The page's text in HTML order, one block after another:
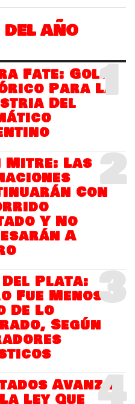
AÑO
1
Fate: Golpe
Para La
Del
2
Mitre: Las
Con
Y No
A
3
Plata:
Fue Menos
De Lo
Según
4
Avanza
Ley Que